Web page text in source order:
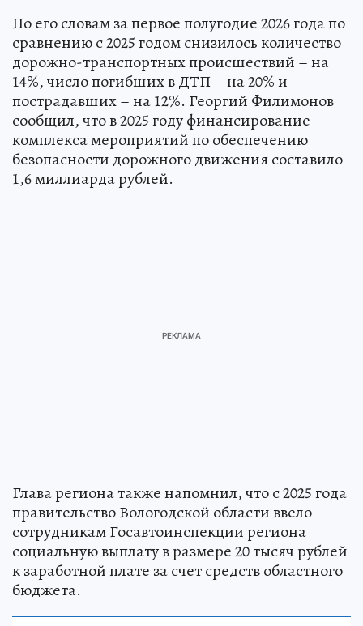
По его словам за первое полугодие 2026 года по
сравнению с 2025 годом снизилось количество
дорожно-транспортных происшествий – на
14%, число погибших в ДТП – на 20% и
пострадавших – на 12%. Георгий Филимонов
сообщил, что в 2025 году финансирование
комплекса мероприятий по обеспечению
безопасности дорожного движения составило
1,6 миллиарда рублей.
Глава региона также напомнил, что с 2025 года
правительство Вологодской области ввело
сотрудникам Госавтоинспекции региона
социальную выплату в размере 20 тысяч рублей
к заработной плате за счет средств областного
бюджета.